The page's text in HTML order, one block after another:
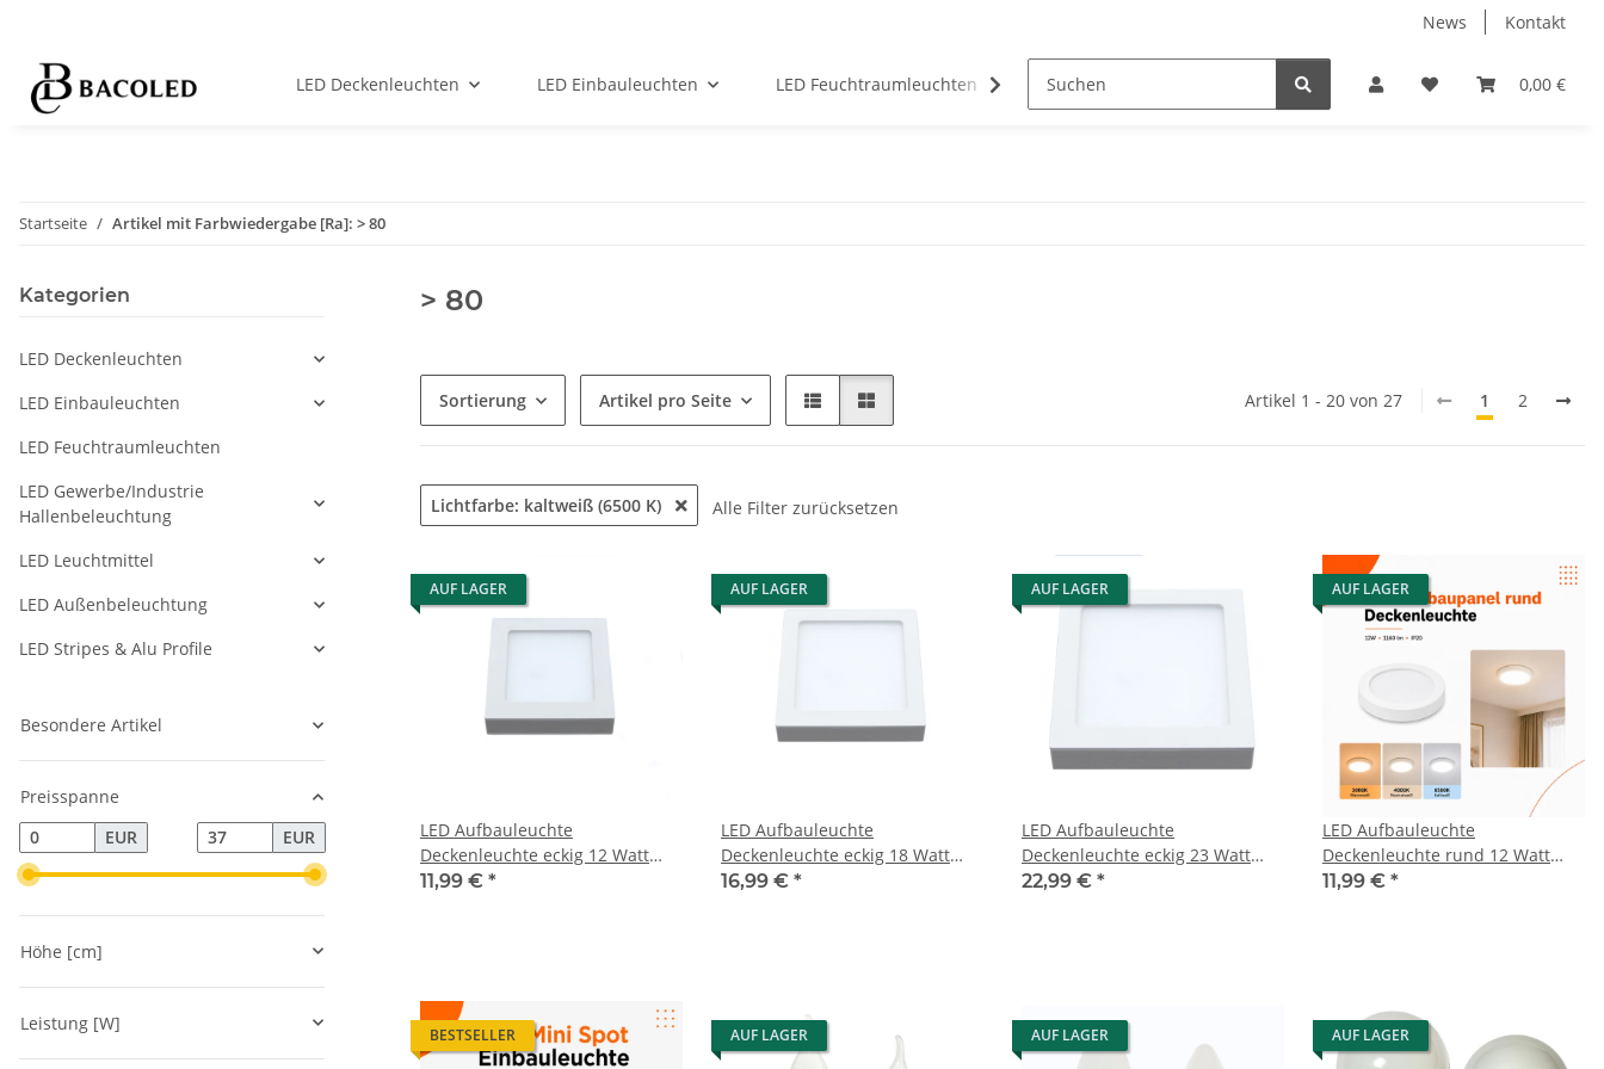
News Kontakt
0,00 €
LED Deckenleuchten LED Einbauleuchten LED Feuchtraumleuchten LED Gewerbe/Industrie Hallenbeleuchtung LED Leuchtmittel
Startseite Artikel mit Farbwiedergabe [Ra]: > 80
> 80
Sortierung Artikel pro Seite Artikel 1 - 20 von 27 1 2
Lichtfarbe: kaltweiß (6500 K) Alle Filter zurücksetzen
AUF LAGER
LED Aufbauleuchte
Deckenleuchte eckig 12 Watt
IP20
11,99 € *
AUF LAGER
LED Aufbauleuchte
Deckenleuchte eckig 18 Watt
IP20
16,99 € *
AUF LAGER
LED Aufbauleuchte
Deckenleuchte eckig 23 Watt
IP20
22,99 € *
AUF LAGER
LED Aufbauleuchte
Deckenleuchte rund 12 Watt
IP20
11,99 € *
BESTSELLER AUF LAGER AUF LAGER AUF LAGER
Kategorien
LED Deckenleuchten
LED Einbauleuchten
LED Feuchtraumleuchten
LED Gewerbe/Industrie
Hallenbeleuchtung
LED Leuchtmittel
LED Außenbeleuchtung
LED Stripes & Alu Profile
Besondere Artikel
Preisspanne
EUR
EUR
Höhe [cm]
Leistung [W]